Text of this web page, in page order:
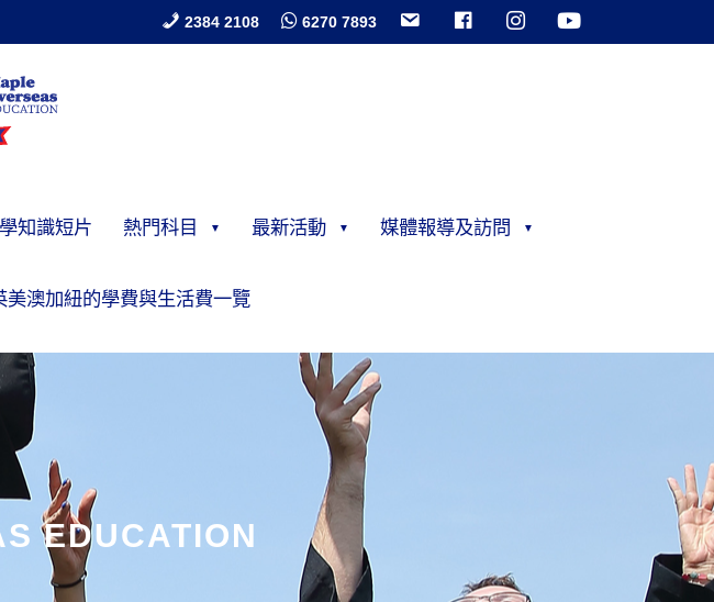
2384 2108 6270 7893
知識短片 熱門科目 最新活動 媒體報導及訪問
美澳加紐的學費與生活費一覽
EDUCATION